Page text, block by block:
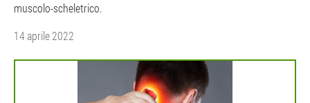
muscolo-scheletrico.
14 aprile 2022